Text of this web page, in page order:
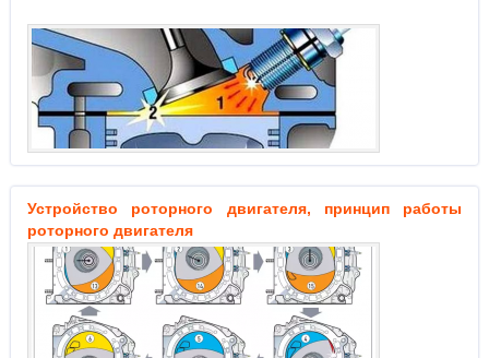
Устройство роторного двигателя, принцип работы
роторного двигателя